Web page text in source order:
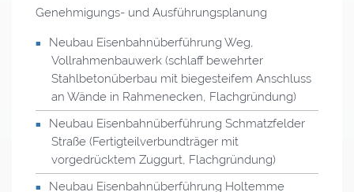
Genehmigungs- und Ausführungsplanung
Neubau Eisenbahnüberführung Weg,
Vollrahmenbauwerk (schlaff bewehrter
Stahlbetonüberbau mit biegesteifem Anschluss
an Wände in Rahmenecken, Flachgründung)
Neubau Eisenbahnüberführung Schmatzfelder
Straße (Fertigteilverbundträger mit
vorgedrücktem Zuggurt, Flachgründung)
Neubau Eisenbahnüberführung Holtemme